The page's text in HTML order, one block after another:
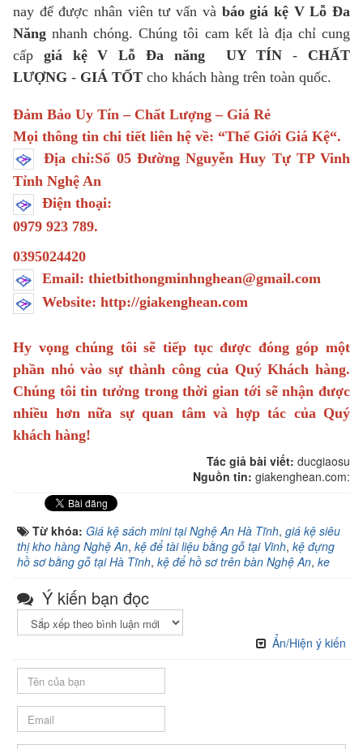
nay để được nhân viên tư vấn và báo giá kệ V Lỗ Đa
Năng nhanh chóng. Chúng tôi cam kết là địa chỉ cung
cấp giá kệ V Lỗ Đa năng UY TÍN - CHẤT
LƯỢNG - GIÁ TỐT cho khách hàng trên toàn quốc.
Đảm Bảo Uy Tín – Chất Lượng – Giá Rẻ
Mọi thông tin chi tiết liên hệ về: “Thế Giới Giá Kệ“.
Địa chỉ:Số 05 Đường Nguyễn Huy Tự TP Vinh
Tỉnh Nghệ An
Điện thoại:
0979 923 789.
0395024420
Email: thietbithongminhnghean@gmail.com
Website: http://giakenghean.com
Hy vọng chúng tôi sẽ tiếp tục được đóng góp một
phần nhỏ vào sự thành công của Quý Khách hàng.
Chúng tôi tin tưởng trong thời gian tới sẽ nhận được
nhiều hơn nữa sự quan tâm và hợp tác của Quý
khách hàng!
Tác giả bài viết: ducgiaosu
Nguồn tin: giakenghean.com:
Từ khóa: Giá kệ sách mini tại Nghệ An Hà Tĩnh, giá kệ siêu
thị kho hàng Nghệ An, kệ để tài liệu bằng gỗ tại Vinh, kệ đựng
hồ sơ bằng gỗ tại Hà Tĩnh, kệ để hồ sơ trên bàn Nghệ An, ke
Ý kiến bạn đọc
Ẩn/Hiện ý kiến